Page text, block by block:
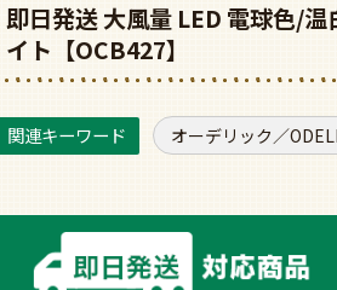
即日発送 大風量 LED 電球色/
イト【OCB427】
オーデリック／